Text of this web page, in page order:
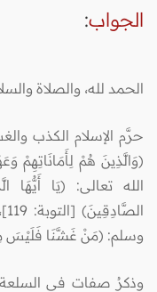
الجواب:
الحمد لله، والصلاة
حرَّم الإسلام الكذب
الله تعالى: (يَا أَيُّهَا
وسلم: (مَنْ غَشَّنَا فَلَيْسَ
وذكرُ صفات في السلعة